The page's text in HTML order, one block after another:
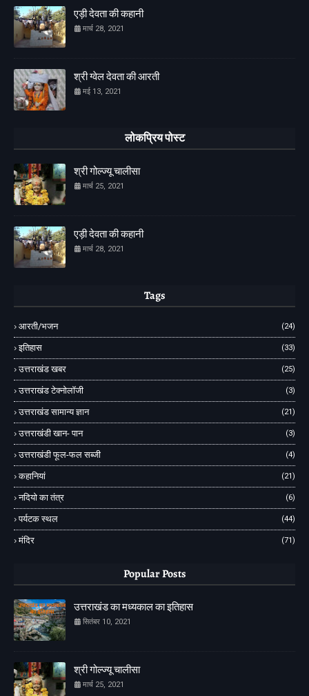
एड़ी देवता की कहानी
मार्च 28, 2021
श्री ग्वेल देवता की आरती
मई 13, 2021
लोकप्रिय पोस्ट
श्री गोल्ज्यू चालीसा
मार्च 25, 2021
एड़ी देवता की कहानी
मार्च 28, 2021
Tags
आरती/भजन (24)
इतिहास (33)
उत्तराखंड खबर (25)
उत्तराखंड टेक्नोलॉजी (3)
उत्तराखंड सामान्य ज्ञान (21)
उत्तराखंडी खान- पान (3)
उत्तराखंडी फूल-फल सब्जी (4)
कहानियां (21)
नदियो का तंत्र (6)
पर्यटक स्थल (44)
मंदिर (71)
Popular Posts
उत्तराखंड का मध्यकाल का इतिहास
सितंबर 10, 2021
श्री गोल्ज्यू चालीसा
मार्च 25, 2021